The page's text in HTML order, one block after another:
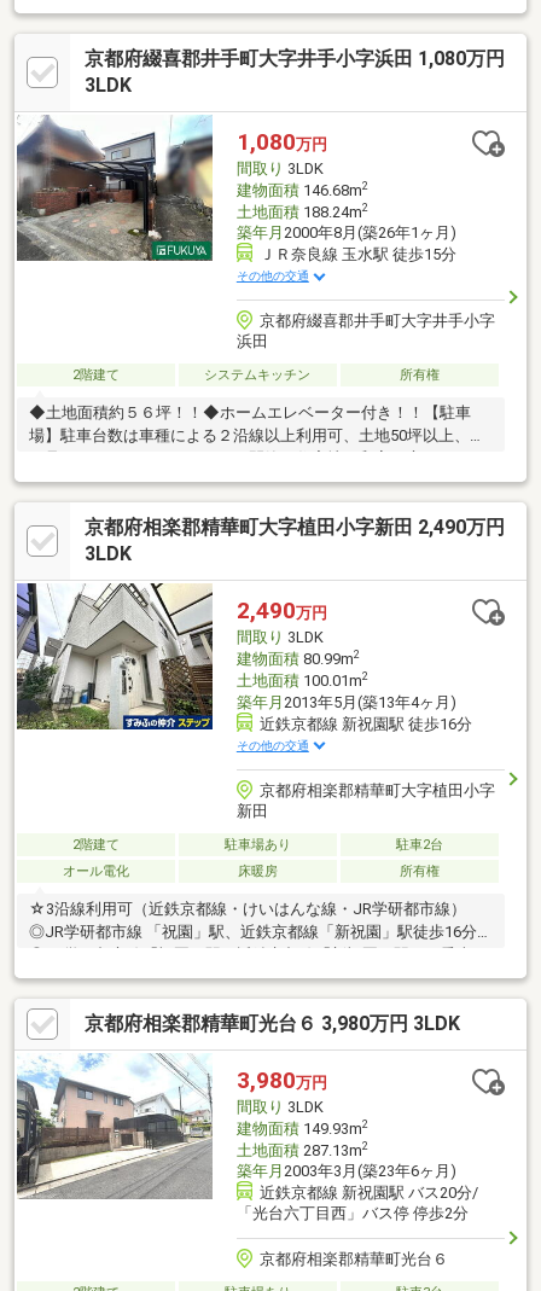
■喧騒から離れた閑静な住宅地です。◎現況空き家のためゆっく
りご内覧可能です！是非お気軽にお問い合わせください！◇近隣
施設◇・サンフレッシュ狛田店まで約1050m・クスリのアオキ下
狛店まで約1400m
京都府綴喜郡井手町大字井手小字浜田 1,080万円
3LDK
1,080万円
間取り 3LDK
建物面積146.68m2
土地面積188.24m2
築年月 2000年8月(築26年1ヶ月)
ＪＲ奈良線 玉水駅 徒歩15分
その他の交通
京都府綴喜郡井手町大字井手小字
浜田
2階建て システムキッチン 所有権
◆土地面積約５６坪！！◆ホームエレベーター付き！！【駐車
場】駐車台数は車種による２沿線以上利用可、土地50坪以上、山
バルコニー、２階建、緑豊かな住宅地、全居室６畳以上※売主の
契約不適合責任免責
京都府相楽郡精華町大字植田小字新田 2,490万円
3LDK
2,490万円
間取り 3LDK
建物面積80.99m2
土地面積100.01m2
築年月 2013年5月(築13年4ヶ月)
近鉄京都線 新祝園駅 徒歩16分
その他の交通
京都府相楽郡精華町大字植田小字
新田
2階建て 駐車場あり
駐車2台
オール電化
床暖房 所有権
☆3沿線利用可（近鉄京都線・けいはんな線・JR学研都市線）
◎JR学研都市線 「祝園」駅、近鉄京都線「新祝園」駅徒歩16分
◎JR学研都市線「祝園」駅、近鉄京都線「新祝園」駅バス乗車6
分「精華台一丁目」バス停徒歩2分 ◎近鉄けいはんな線「学研奈
良登美ヶ丘」駅までバス乗車28分「畑ノ前公園」バス停徒歩4分
☆オール電化☆玄関横にシューズインクローゼットあり☆平成25
年5月建築☆開発分譲地内☆前面道路幅員約6.0ｍ☆リビング上部
に吹抜あり、日当たり良好☆駐車2台可（車種による）☆ＷＯＯ
Ｄ ＯＮＥ製のキッチン☆全居室に収納あり
京都府相楽郡精華町光台６ 3,980万円 3LDK
3,980万円
間取り 3LDK
建物面積149.93m2
土地面積287.13m2
築年月 2003年3月(築23年6ヶ月)
近鉄京都線 新祝園駅 バス20分/
「光台六丁目西」バス停 停歩2分
京都府相楽郡精華町光台６